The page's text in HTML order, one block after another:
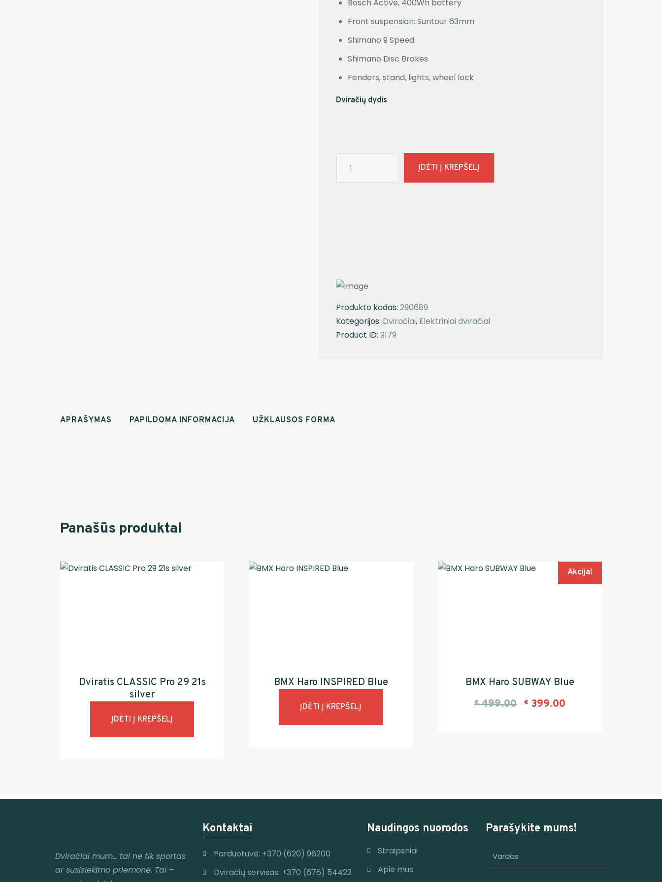
Bosch Active, 400Wh battery
Front suspension: Suntour 63mm
Shimano 9 Speed
Shimano Disc Brakes
Fenders, stand, lights, wheel lock
Dviračių dydis
ĮDĖTI Į KREPŠELĮ
Produkto kodas: 290689
Kategorijos: Dviračiai, Elektriniai dviračiai
Product ID: 9179
APRAŠYMAS PAPILDOMA INFORMACIJA UŽKLAUSOS FORMA
Panašūs produktai
Dviratis CLASSIC Pro 29 21s
silver
ĮDĖTI Į KREPŠELĮ
BMX Haro INSPIRED Blue
ĮDĖTI Į KREPŠELĮ
Akcija!
BMX Haro SUBWAY Blue
€ 499.00 € 399.00
Dviračiai mum… tai ne tik sportas
ar susisiekimo priemonė. Tai –
Kontaktai
Parduotuvė: +370 (620) 96200
Dviračių servisas: +370 (676) 54422
Naudingos nuorodos
Straipsniai
Apie mus
Parašykite mums!